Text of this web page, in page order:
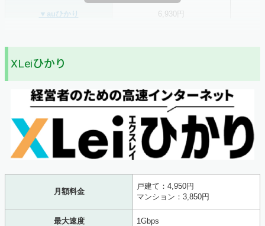
▼auひかり 6,930円
マンション：4,180円
BIZアクセス
戸建て：5,390円
マンション：4,290円
XLeiひかり
月額料金
戸建て：4,950円
マンション：3,850円
最大速度 1Gbps